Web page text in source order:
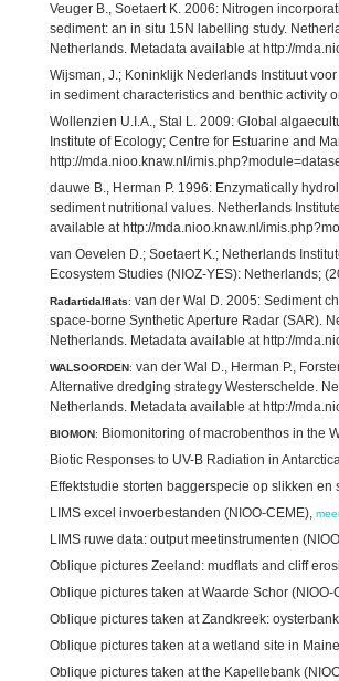
Veuger B., Soetaert K. 2006: Nitrogen
sediment: an in situ 15N labelling study.
Netherlands. Metadata available at http://
Wijsman, J.; Koninklijk Nederlands Instituut
in sediment characteristics and benthic activity
Wollenzien U.I.A., Stal L. 2009: Global
Institute of Ecology; Centre for Estuarine and
http://mda.nioo.knaw.nl/
dauwe B., Herman P. 1996: Enzymatically
sediment nutritional values. Netherlands
available at http://mda.nioo.knaw.nl/
van Oevelen D.; Soetaert K.; Netherlands
Ecosystem Studies (NIOZ-YES): Netherlands;
Radartidalflats: van der Wal D. 2005: Sediment
space-borne Synthetic Aperture Radar (SAR).
Netherlands. Metadata available at http://
WALSOORDEN: van der Wal D., Herman P.,
Alternative dredging strategy Westerschelde.
Netherlands. Metadata available at http://
BIOMON: Biomonitoring of macrobenthos in the
Biotic Responses to UV-B Radiation in
Effektstudie storten baggerspecie op slikken en
LIMS excel invoerbestanden (NIOO-CEME),
LIMS ruwe data: output meetinstrumenten
Oblique pictures Zeeland: mudflats and cliff
Oblique pictures taken at Waarde Schor (NIOO-
Oblique pictures taken at Zandkreek:
Oblique pictures taken at a wetland site in
Oblique pictures taken at the Kapellebank